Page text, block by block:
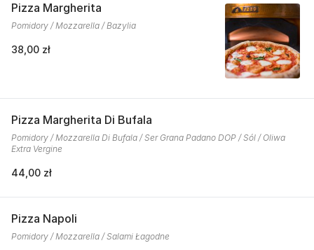
Pizza Margherita
Pomidory / Mozzarella / Bazylia
38,00 zł
Pizza Margherita Di Bufala
Pomidory / Mozzarella Di Bufala / Ser Grana Padano DOP / Sól / Oliwa
Extra Vergine
44,00 zł
Pizza Napoli
Pomidory / Mozzarella / Salami Łagodne